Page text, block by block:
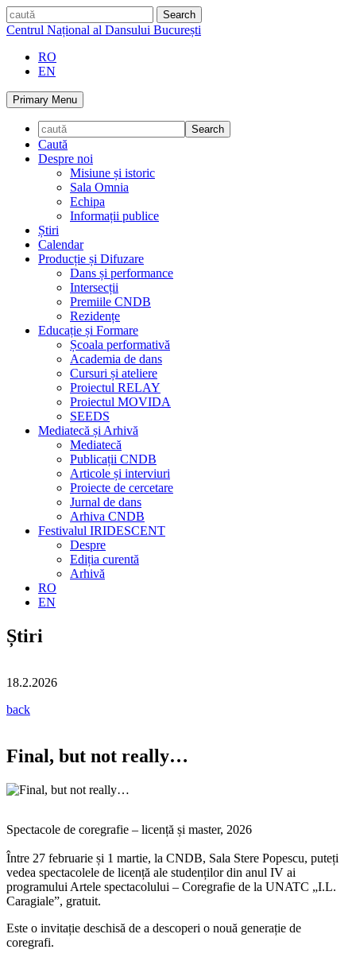
Skip
to
caută
Centrul Național al Dansului București
RO
EN
Primary Menu
Caută
Despre noi
Misiune și istoric
Sala Omnia
Echipa
Informații publice
Știri
Calendar
Producție și Difuzare
Dans și performance
Intersecții
Premiile CNDB
Rezidențe
Educație și Formare
Școala performativă
Academia de dans
Cursuri și ateliere
Proiectul RELAY
Proiectul MOVIDA
SEEDS
Mediatecă și Arhivă
Mediatecă
Publicații CNDB
Articole și interviuri
Proiecte de cercetare
Jurnal de dans
Arhiva CNDB
Festivalul IRIDESCENT
Despre
Ediția curentă
Arhivă
RO
EN
Știri
18.2.2026
back
Final, but not really…
Spectacole de coregrafie – licență și master, 2026
Între 27 februarie și 1 martie, la CNDB, Sala Stere Popescu, puteți
vedea spectacolele de licență ale studenților din anul IV ai
programului Artele spectacolului – Coregrafie de la UNATC „I.L.
Caragiale”, gratuit.
Este o invitație deschisă de a descoperi o nouă generație de
coregrafi.